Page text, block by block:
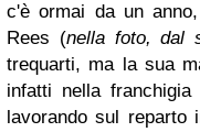
c'è ormai da un
Rees (nella foto, dal
trequarti, ma la sua
infatti nella
lavorando sul reparto